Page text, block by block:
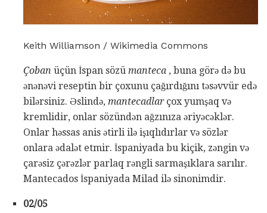
Keith Williamson / Wikimedia Commons
Çoban üçün İspan sözü manteca , buna görə də bu
ənənəvi reseptin bir çoxunu çağırdığını təsəvvür edə
bilərsiniz. Əslində, mantecadlarçox yumşaq və
kremlidir, onlar sözündən ağzınıza əriyəcəklər.
Onlar həssas anis ətirli ilə işıqlıdırlar və sözlər
onlara ədalət etmir. İspaniyada bu kiçik, zəngin və
çarəsiz çərəzlər parlaq rəngli sarmaşıklara sarılır.
Mantecados İspaniyada Milad ilə sinonimdir.
02/05